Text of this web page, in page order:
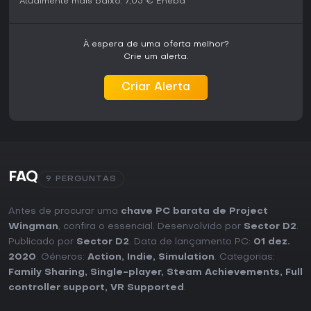
À espera de uma oferta melhor?
Crie um alerta.
Criar Alerta
FAQ 9 PERGUNTAS
Antes de procurar uma chave PC barata de Project
Wingman, confira o essencial. Desenvolvido por Sector D2.
Publicado por Sector D2. Data de lançamento PC: 01 dez.
2020. Géneros: Action, Indie, Simulation. Categorias:
Family Sharing, Single-player, Steam Achievements,
Full
controller support, VR Supported .